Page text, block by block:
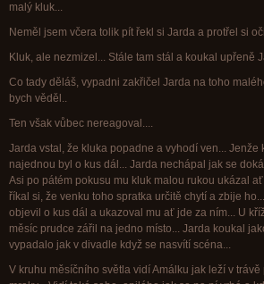
malý kluk...
Neměl jsem včera tolik pít řekl si Jarda a protřel si
Kluk, ale nezmizel... Stále tam stál a koukal upřeně
Co tady děláš, vypadni zakřičel Jarda na toho
bych věděl..
Ten však vůbec nereagoval....
Jarda vstal, že kluka popadne a vyhodí ven... Jenže
najednou byl o kus dál... Jarda nechápal jak se
Asi po pátém pokusu mu kluk malou rukou ukázal
říkal si, že venku toho spratka určitě chytí a zbije
objevil o kus dál a ukazoval mu ať jde za ním... U
měsíc prudce zářil na jedno místo... Jarda koukal
vypadalo jak v divadle když se nasvítí scéna...
V kruhu měsíčního světla vidí Amálku jak leží v